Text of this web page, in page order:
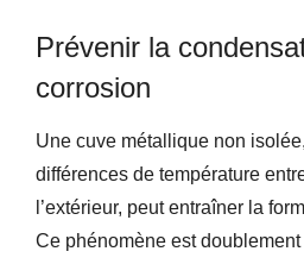
Prévenir la
corrosion
Une cuve métallique non
différences de température
l’extérieur, peut entraîner la
Ce phénomène est